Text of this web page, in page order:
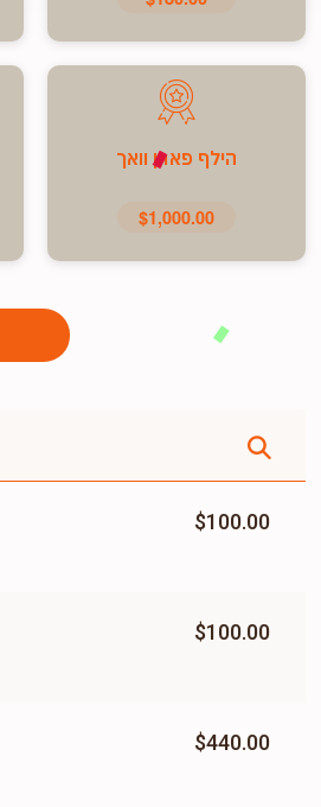
הילף פארן וואך
$1,000.00
$100.00
$100.00
$440.00